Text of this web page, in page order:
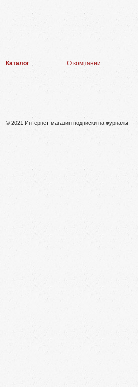
Каталог О компании
© 2021 Интернет-магазин подписки на журналы